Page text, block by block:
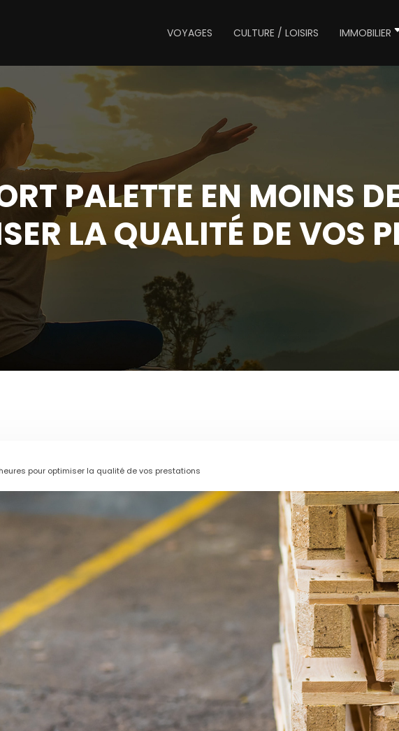
VOYAGES CULTURE / LOISIRS IMMOBILIER
PALETTE EN MOINS
LA QUALITÉ DE VOS
pour optimiser la qualité de vos prestations